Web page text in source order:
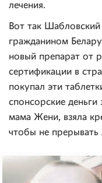
лечения.
Вот так Шабловский
гражданином
новый препарат от
сертификации в
покупал эти
спонсорские деньги
мама Жени, взяла
чтобы не прерывать